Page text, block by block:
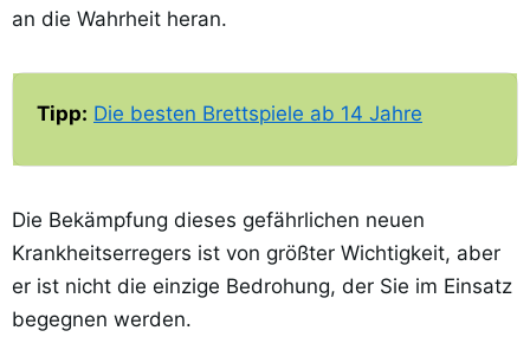
an die Wahrheit heran.
Tipp: Die besten Brettspiele ab 14 Jahre
Die Bekämpfung dieses gefährlichen neuen
Krankheitserregers ist von größter Wichtigkeit, aber
er ist nicht die einzige Bedrohung, der Sie im Einsatz
begegnen werden.